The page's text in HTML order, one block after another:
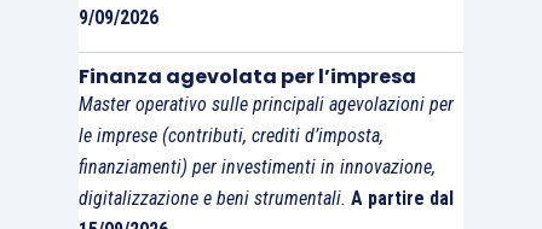
certa rilevanza riguarda l’ipotesi in cui le
partecipazioni aventi diritti patrimoniali
rafforzati siano detenute dai manager solo
“indirettamente”, per il tramite di un veicolo
societario costituito sotto forma di società di
9/09/2026
Finanza agevolata per l’impresa
Master operativo sulle principali agevolazioni per
le imprese (contributi, crediti d’imposta,
finanziamenti) per investimenti in innovazione,
digitalizzazione e beni strumentali. A partire dal